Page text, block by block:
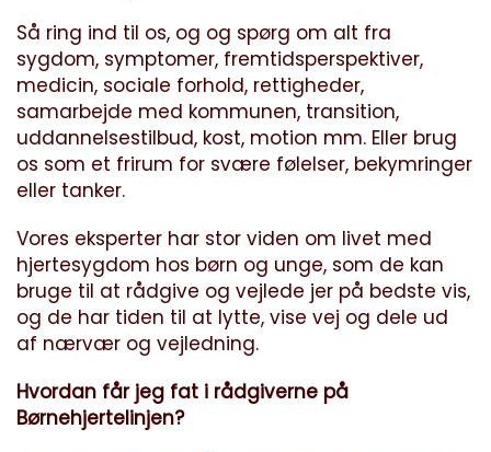
Så ring ind til os, og og spørg om alt fra
sygdom, symptomer, fremtidsperspektiver,
medicin, sociale forhold, rettigheder,
samarbejde med kommunen, transition,
uddannelsestilbud, kost, motion mm. Eller brug
os som et frirum for svære følelser, bekymringer
eller tanker.
Vores eksperter har stor viden om livet med
hjertesygdom hos børn og unge, som de kan
bruge til at rådgive og vejlede jer på bedste vis,
og de har tiden til at lytte, vise vej og dele ud
af nærvær og vejledning.
Hvordan får jeg fat i rådgiverne på
Børnehjertelinjen?